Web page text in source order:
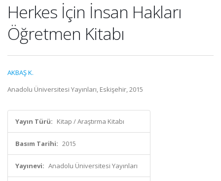
Herkes İçin İnsan Hakları
Öğretmen Kitabı
AKBAŞ K.
Anadolu Üniversitesi Yayınları, Eskişehir, 2015
Yayın Türü: Kitap / Araştırma Kitabı
Basım Tarihi: 2015
Yayınevi: Anadolu Üniversitesi Yayınları